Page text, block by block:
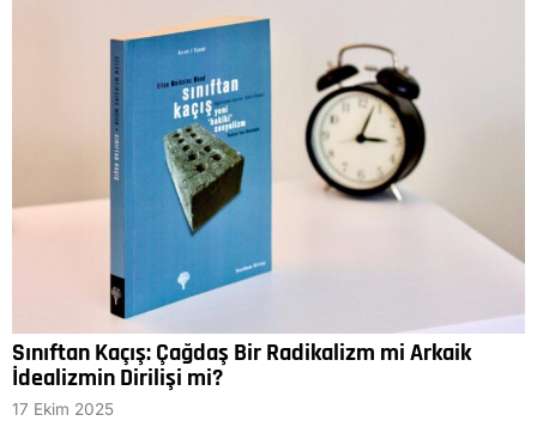
Sınıftan Kaçış: Çağdaş Bir Radikalizm mi Arkaik
İdealizmin Dirilişi mi?
17 Ekim 2025